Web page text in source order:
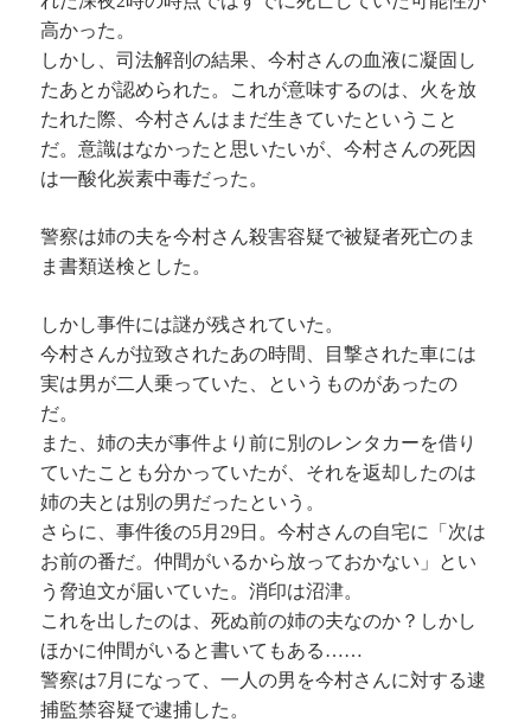
高かった。
しかし、司法解剖の結果、今村さんの血液に凝固し
たあとが認められた。これが意味するのは、火を放
たれた際、今村さんはまだ生きていたということ
だ。意識はなかったと思いたいが、今村さんの死因
は一酸化炭素中毒だった。
警察は姉の夫を今村さん殺害容疑で被疑者死亡のま
ま書類送検とした。
しかし事件には謎が残されていた。
今村さんが拉致されたあの時間、目撃された車には
実は男が二人乗っていた、というものがあったの
だ。
また、姉の夫が事件より前に別のレンタカーを借り
ていたことも分かっていたが、それを返却したのは
姉の夫とは別の男だったという。
さらに、事件後の5月29日。今村さんの自宅に「次は
お前の番だ。仲間がいるから放っておかない」とい
う脅迫文が届いていた。消印は沼津。
これを出したのは、死ぬ前の姉の夫なのか？しかし
ほかに仲間がいると書いてもある……
警察は7月になって、一人の男を今村さんに対する逮
捕監禁容疑で逮捕した。